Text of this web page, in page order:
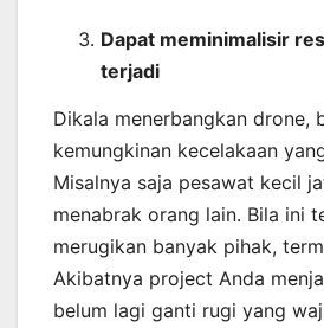
Dapat meminimalisir
terjadi
Dikala menerbangkan drone,
kemungkinan kecelakaan
Misalnya saja pesawat kecil
menabrak orang lain. Bila ini
merugikan banyak pihak,
Akibatnya project Anda
belum lagi ganti rugi yang